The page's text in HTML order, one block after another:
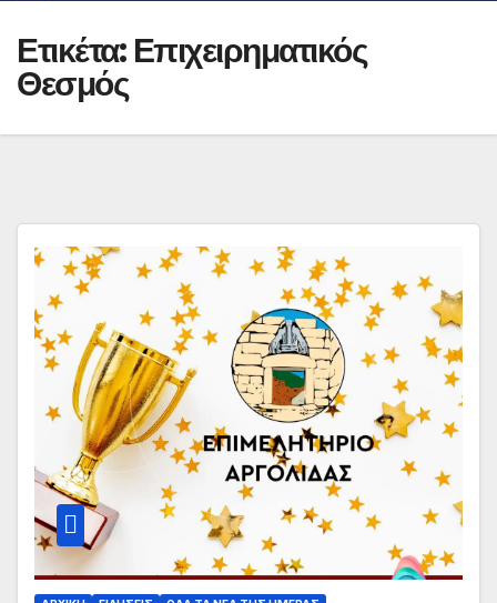
Ετικέτα: Επιχειρηματικός
Θεσμός